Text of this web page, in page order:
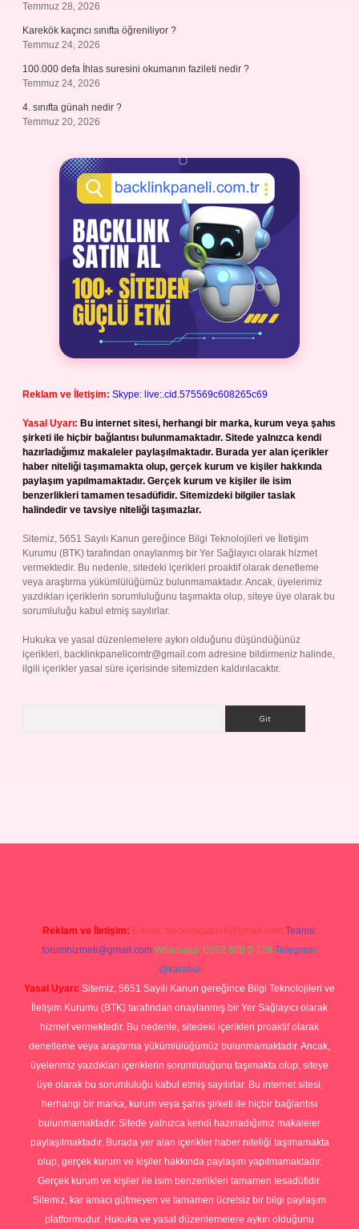
Temmuz 28, 2026
Karekök kaçıncı sınıfta öğreniliyor ?
Temmuz 24, 2026
100.000 defa İhlas suresini okumanın fazileti nedir ?
Temmuz 24, 2026
4. sınıfta günah nedir ?
Temmuz 20, 2026
Reklam ve İletişim: Skype: live:.cid.575569c608265c69
Yasal Uyarı: Bu internet sitesi, herhangi bir marka, kurum veya şahıs
şirketi ile hiçbir bağlantısı bulunmamaktadır. Sitede yalnızca kendi
hazırladığımız makaleler paylaşılmaktadır. Burada yer alan içerikler
haber niteliği taşımamakta olup, gerçek kurum ve kişiler hakkında
paylaşım yapılmamaktadır. Gerçek kurum ve kişiler ile isim
benzerlikleri tamamen tesadüfidir. Sitemizdeki bilgiler taslak
halindedir ve tavsiye niteliği taşımazlar.
Sitemiz, 5651 Sayılı Kanun gereğince Bilgi Teknolojileri ve İletişim
Kurumu (BTK) tarafından onaylanmış bir Yer Sağlayıcı olarak hizmet
vermektedir. Bu nedenle, sitedeki içerikleri proaktif olarak denetleme
veya araştırma yükümlülüğümüz bulunmamaktadır. Ancak, üyelerimiz
yazdıkları içeriklerin sorumluluğunu taşımakta olup, siteye üye olarak bu
sorumluluğu kabul etmiş sayılırlar.
Hukuka ve yasal düzenlemelere aykırı olduğunu düşündüğünüz
içerikleri, backlinkpanelicomtr@gmail.com adresine bildirmeniz halinde,
ilgili içerikler yasal süre içerisinde sitemizden kaldırılacaktır.
Reklam ve İletişim: E-mail: backlinkpaneli@gmail.com Teams:
forumhizmeti@gmail.com Whatsapp: 0262 606 0 726 Telegram:
@karabul
Yasal Uyarı: Sitemiz, 5651 Sayılı Kanun gereğince Bilgi Teknolojileri ve
İletişim Kurumu (BTK) tarafından onaylanmış bir Yer Sağlayıcı olarak
hizmet vermektedir. Bu nedenle, sitedeki içerikleri proaktif olarak
denetleme veya araştırma yükümlülüğümüz bulunmamaktadır. Ancak,
üyelerimiz yazdıkları içeriklerin sorumluluğunu taşımakta olup, siteye
üye olarak bu sorumluluğu kabul etmiş sayılırlar. Bu internet sitesi,
herhangi bir marka, kurum veya şahıs şirketi ile hiçbir bağlantısı
bulunmamaktadır. Sitede yalnızca kendi hazırladığımız makaleler
paylaşılmaktadır. Burada yer alan içerikler haber niteliği taşımamakta
olup, gerçek kurum ve kişiler hakkında paylaşım yapılmamaktadır.
Gerçek kurum ve kişiler ile isim benzerlikleri tamamen tesadüfidir.
Sitemiz, kar amacı gütmeyen ve tamamen ücretsiz bir bilgi paylaşım
platformudur. Hukuka ve yasal düzenlemelere aykırı olduğunu